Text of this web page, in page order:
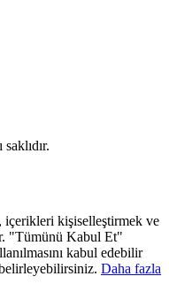
kişiselleştirmek ve
"Tümünü Kabul Et"
kabul edebilir
Daha fazla